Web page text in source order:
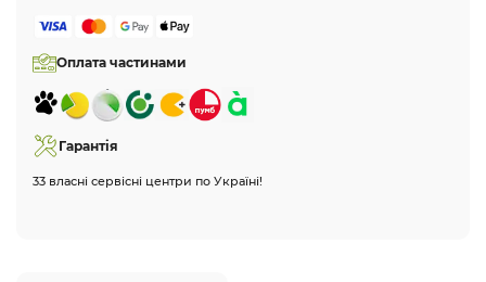
Оплата частинами
Гарантія
33 власні сервісні центри по Україні!